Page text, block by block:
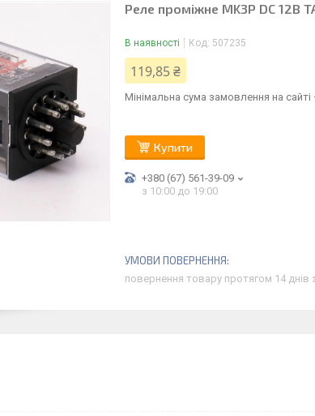
Реле проміжне MK3P DC 12В
В наявності Код: 507235
119,85 ₴
Мінімальна сума замовлення на сайті
Купити
+380 (67) 561-39-09
з 10:00 до 19:00
повернення товару протягом 14 днів